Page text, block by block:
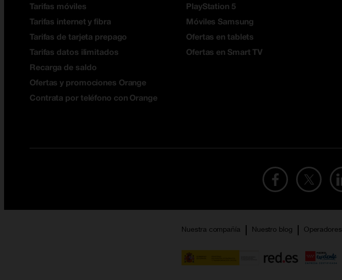
Tarifas móviles
Tarifas internet y fibra
Tarifas de tarjeta prepago
Tarifas datos ilimitados
Recarga de saldo
Ofertas y promociones Orange
Contrata por teléfono con Orange
PlayStation 5
Móviles Samsung
Ofertas en tablets
Ofertas en Smart TV
Nuestra compañía Nuestro blog Operadores